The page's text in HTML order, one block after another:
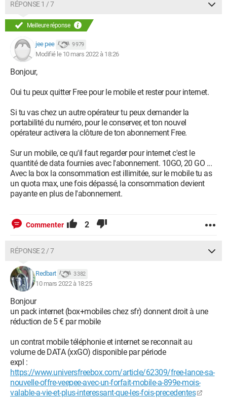
Bouy... propose actuellement via certaines banques un forfait
à 8,99 euros : je peux accéder à l'internet avec ça ?
Je ne sais pas si je me fais comprendre (mais vous avez
l'habitude :-))
Un grand merci à vous !
RÉPONSE 1 / 7
Meilleure réponse
jee pee 9 979
Modifié le 10 mars 2022 à 18:26
Bonjour,
Oui tu peux quitter Free pour le mobile et rester pour internet.
Si tu vas chez un autre opérateur tu peux demander la
portabilité du numéro, pour le conserver, et ton nouvel
opérateur activera la clôture de ton abonnement Free.
Sur un mobile, ce qu'il faut regarder pour internet c'est le
quantité de data fournies avec l'abonnement. 10GO, 20 GO ...
Avec la box la consommation est illimitée, sur le mobile tu as
un quota max, une fois dépassé, la consommation devient
payante en plus de l'abonnement.
Commenter 2
RÉPONSE 2 / 7
Redbart 3 382
10 mars 2022 à 18:25
Bonjour
un pack internet (box+mobiles chez sfr) donnent droit à une
réduction de 5 € par mobile
un contrat mobile téléphonie et internet se reconnait au
volume de DATA (xxGO) disponible par période
expl :
https://www.universfreebox.com/article/62309/free-lance-sa-
nouvelle-offre-veepee-avec-un-forfait-mobile-a-899e-mois-
valable-a-vie-et-plus-interessant-que-les-fois-precedentes